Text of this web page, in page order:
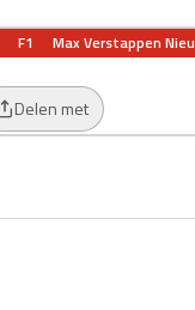
F1 Max Verstappen
Delen met